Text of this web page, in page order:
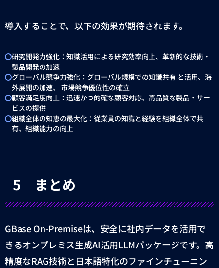
導入することで、以下の効果が期待されます。
研究開発力強化：知識活用による研究効率向上、革新的な技術・
製品開発の加速
グローバル競争力強化：グローバル規模での知識共有 と活用、海
外展開の加速、 市場競争優位性の確立
顧客満足度向上：迅速かつ的確な顧客対応、高品質な製品・サー
ビスの提供
組織全体の知恵の最大化：従業員の知識と経験を組織全体で共
有、組織能力の向上
5 まとめ
GBase On-Premiseは、安全に社内データを活用で
きるオンプレミス生成AI活用LLMパッケージです。高
精度なRAG技術と日本語特化のファインチューニン